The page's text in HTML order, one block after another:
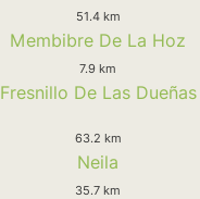
51.4 km
Membibre De La Hoz
7.9 km
Fresnillo De Las Dueñas
63.2 km
Neila
35.7 km